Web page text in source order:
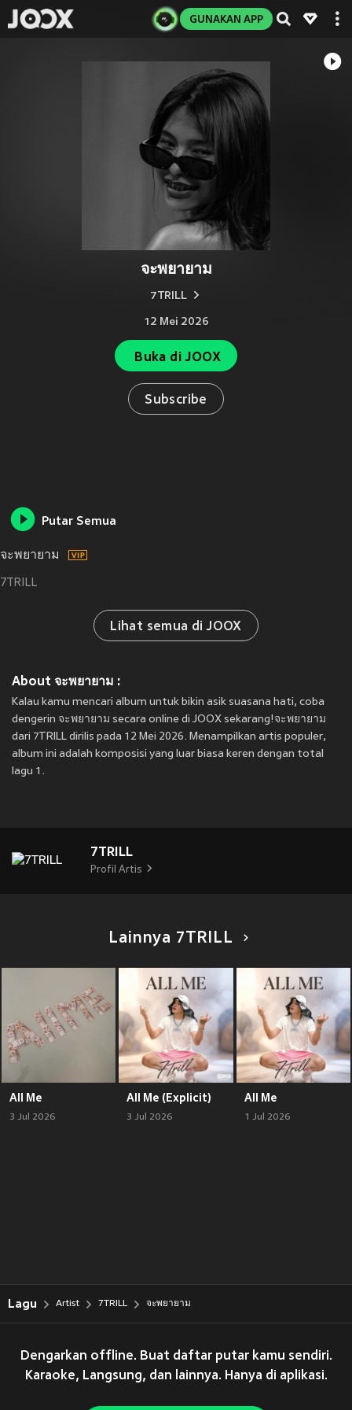
GUNAKAN APP
จะพยายาม
7TRILL
12 Mei 2026
Buka di JOOX
Subscribe
Putar Semua
จะพยายาม
7TRILL
Lihat semua di JOOX
About จะพยายาม :
Kalau kamu mencari album untuk bikin asik suasana hati, coba
dengerin จะพยายาม secara online di JOOX sekarang!จะพยายาม
dari 7TRILL dirilis pada 12 Mei 2026. Menampilkan artis populer,
album ini adalah komposisi yang luar biasa keren dengan total
lagu 1.
7TRILL
Profil Artis
Lainnya 7TRILL
All Me
3 Jul 2026
All Me (Explicit)
3 Jul 2026
All Me
1 Jul 2026
Lagu Artist 7TRILL จะพยายาม
Dengarkan offline. Buat daftar putar kamu sendiri.
Karaoke, Langsung, dan lainnya. Hanya di aplikasi.